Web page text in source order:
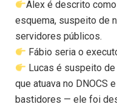
Alex é descrito
esquema, suspeito de
servidores públicos.
Fábio seria o
Lucas é suspeito
que atuava no DNOCS
bastidores — ele foi